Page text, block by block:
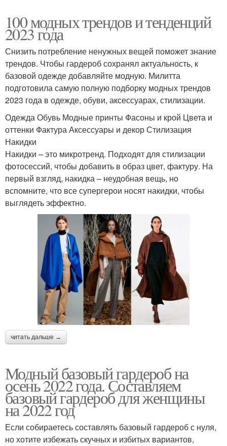
100 модных трендов и тенденций
2023 года
Снизить потребление ненужных вещей поможет знание
трендов. Чтобы гардероб сохранял актуальность, к
базовой одежде добавляйте модную. Милитта
подготовила самую полную подборку модных трендов
2023 года в одежде, обуви, аксессуарах, стилизации.
Одежда Обувь Модные принты Фасоны и крой Цвета и
оттенки Фактура Аксессуары и декор Стилизация
Накидки
Накидки – это микротренд. Подходят для стилизации
фотосессий, чтобы добавить в образ цвет, фактуру. На
первый взгляд, накидка – неудобная вещь, но
вспомните, что все супергерои носят накидки, чтобы
выглядеть эффектно.
читать дальше →
Модный базовый гардероб на
осень 2022 года. Составляем
базовый гардероб для женщины
на 2022 год
Если собираетесь составлять базовый гардероб с нуля,
но хотите избежать скучных и избитых вариантов,